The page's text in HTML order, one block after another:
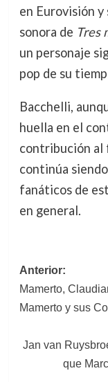
en Eurovisión y
sonora de Tres
un personaje
pop de su
Bacchelli,
huella en el
contribución al
continúa
fanáticos de
en general.
de
entradas
Anterior:
Mamerto,
Mamerto y sus
Jan van
que